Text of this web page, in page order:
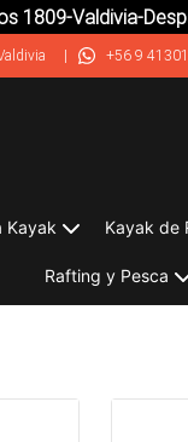
1809-Valdivia-
| +56 9
Kayak Kayak de
Rafting y Pesca